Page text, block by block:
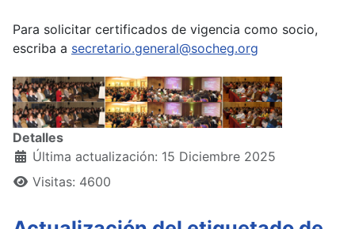
Para solicitar certificados de vigencia como socio,
escriba a secretario.general@socheg.org
Detalles
Última actualización: 15 Diciembre 2025
Visitas: 4600